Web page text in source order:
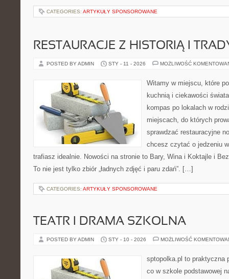
CATEGORIES: ARTYKUŁY SPONSOROWANE
RESTAURACJE Z HISTORIĄ I
POSTED BY ADMIN STY - 11 - 2026 MOŻLIWOŚĆ
Witamy w miejscu, które
kuchnią i ciekawości
kompas po lokalach w
miejscach, do których
sprawdzać restauracyjne
chcesz czytać o jedzeniu
trafiasz idealnie. Nowości na stronie to Bary, Wina i Koktajle i
To nie jest tylko zbiór „ładnych zdjęć i paru zdań”. […]
CATEGORIES: ARTYKUŁY SPONSOROWANE
TEATR I DRAMA SZKOLNA
POSTED BY ADMIN STY - 10 - 2026 MOŻLIWOŚĆ
sptopolka.pl to praktyczna
co w szkole podstawowej